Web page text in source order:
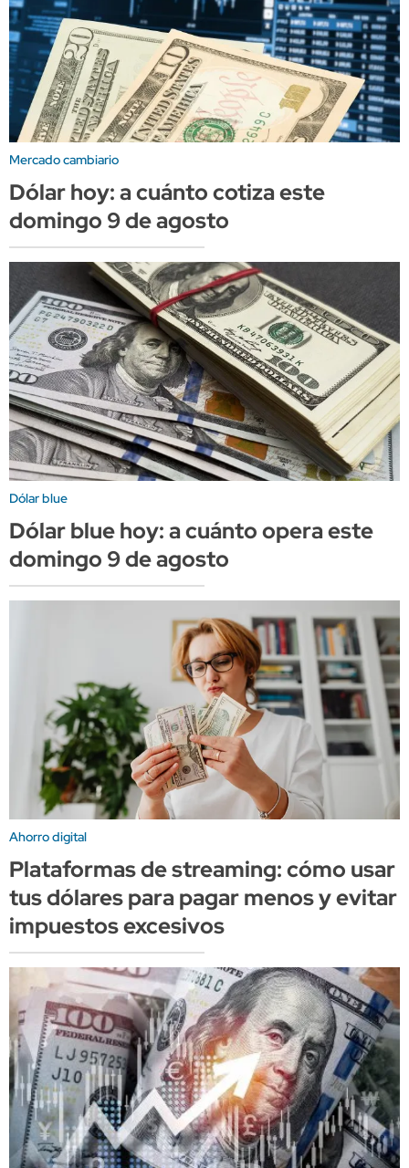
Mercado cambiario
Dólar hoy: a cuánto cotiza este
domingo 9 de agosto
Dólar blue
Dólar blue hoy: a cuánto opera este
domingo 9 de agosto
Ahorro digital
Plataformas de streaming: cómo usar
tus dólares para pagar menos y evitar
impuestos excesivos